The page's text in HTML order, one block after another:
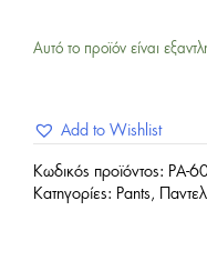
Αυτό το προϊόν είναι
Add to Wishlist
Κωδικός προϊόντος: PA-
Κατηγορίες: Pants ,